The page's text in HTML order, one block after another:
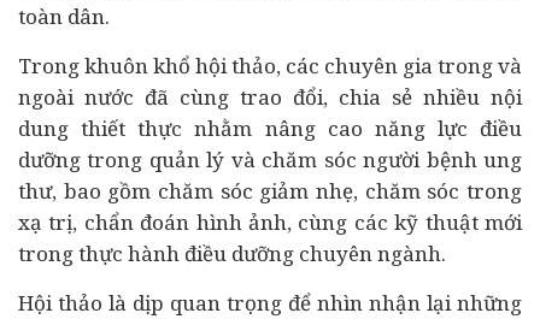
toàn dân.
Trong khuôn khổ hội thảo, các chuyên gia trong và
ngoài nước đã cùng trao đổi, chia sẻ nhiều nội
dung thiết thực nhằm nâng cao năng lực điều
dưỡng trong quản lý và chăm sóc người bệnh ung
thư, bao gồm chăm sóc giảm nhẹ, chăm sóc trong
xạ trị, chẩn đoán hình ảnh, cùng các kỹ thuật mới
trong thực hành điều dưỡng chuyên ngành.
Hội thảo là dịp quan trọng để nhìn nhận lại những